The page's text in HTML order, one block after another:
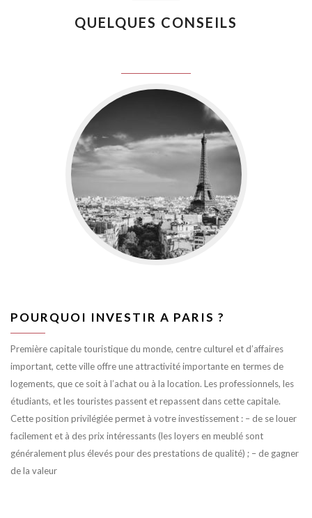
QUELQUES CONSEILS
POURQUOI INVESTIR A PARIS ?
Première capitale touristique du monde, centre culturel et d’affaires
important, cette ville offre une attractivité importante en termes de
logements, que ce soit à l’achat ou à la location. Les professionnels, les
étudiants, et les touristes passent et repassent dans cette capitale.
Cette position privilégiée permet à votre investissement : – de se louer
facilement et à des prix intéressants (les loyers en meublé sont
généralement plus élevés pour des prestations de qualité) ; – de gagner
de la valeur